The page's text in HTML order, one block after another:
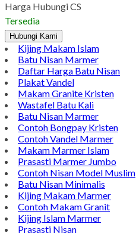
Harga Hubungi CS
Tersedia
Hubungi Kami
Kijing Makam Islam
Batu Nisan Marmer
Daftar Harga Batu Nisan
Plakat Vandel
Makam Granite Kristen
Wastafel Batu Kali
Batu Nisan Marmer
Contoh Bongpay Kristen
Contoh Vandel Marmer
Makam Marmer Islam
Prasasti Marmer Jumbo
Contoh Nisan Model Muslim
Batu Nisan Minimalis
Kijing Makam Marmer
Contoh Makam Granit
Kijing Islam Marmer
Prasasti Nisan